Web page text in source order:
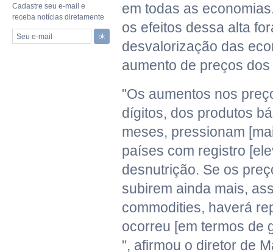
Cadastre seu e-mail e
receba notícias diretamente
Seu e-mail
em todas as
os efeitos dessa alta
desvalorização das
aumento de preços
"Os aumentos nos
dígitos, dos produtos
meses, pressionam
países com registro
desnutrição. Se os
subirem ainda mais,
commodities, haverá
ocorreu [em termos de
", afirmou o diretor de